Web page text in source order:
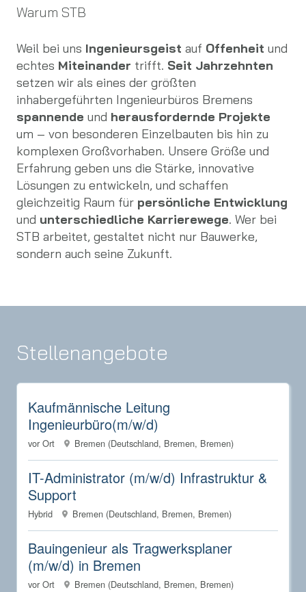
Warum STB
Weil bei uns Ingenieursgeist auf Offenheit und
echtes Miteinander trifft. Seit Jahrzehnten
setzen wir als eines der größten
inhabergeführten Ingenieurbüros Bremens
spannende und herausfordernde Projekte
um – von besonderen Einzelbauten bis hin zu
komplexen Großvorhaben. Unsere Größe und
Erfahrung geben uns die Stärke, innovative
Lösungen zu entwickeln, und schaffen
gleichzeitig Raum für persönliche Entwicklung
und unterschiedliche Karrierewege. Wer bei
STB arbeitet, gestaltet nicht nur Bauwerke,
sondern auch seine Zukunft.
Stellenangebote
Kaufmännische Leitung
Ingenieurbüro(m/w/d)
vor Ort Bremen (Deutschland, Bremen, Bremen)
IT-Administrator (m/w/d) Infrastruktur &
Support
Hybrid Bremen (Deutschland, Bremen, Bremen)
Bauingenieur als Tragwerksplaner
(m/w/d) in Bremen
vor Ort Bremen (Deutschland, Bremen, Bremen)